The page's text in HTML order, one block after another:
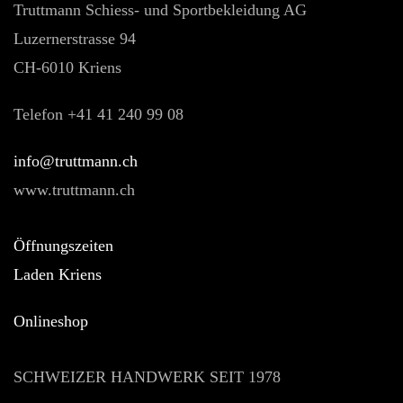
Truttmann Schiess- und Sportbekleidung AG
Luzernerstrasse 94
CH-6010 Kriens
Telefon +41 41 240 99 08
hc.nnamtturt@ofni
www.truttmann.ch
Öffnungszeiten
Laden Kriens
Onlineshop
SCHWEIZER HANDWERK SEIT 1978